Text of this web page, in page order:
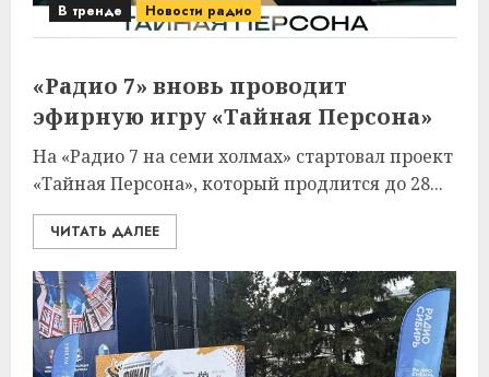
В тренде Новости радио
«Радио 7» вновь проводит
эфирную игру «Тайная Персона»
На «Радио 7 на семи холмах» стартовал проект
«Тайная Персона», который продлится до 28...
ЧИТАТЬ ДАЛЕЕ